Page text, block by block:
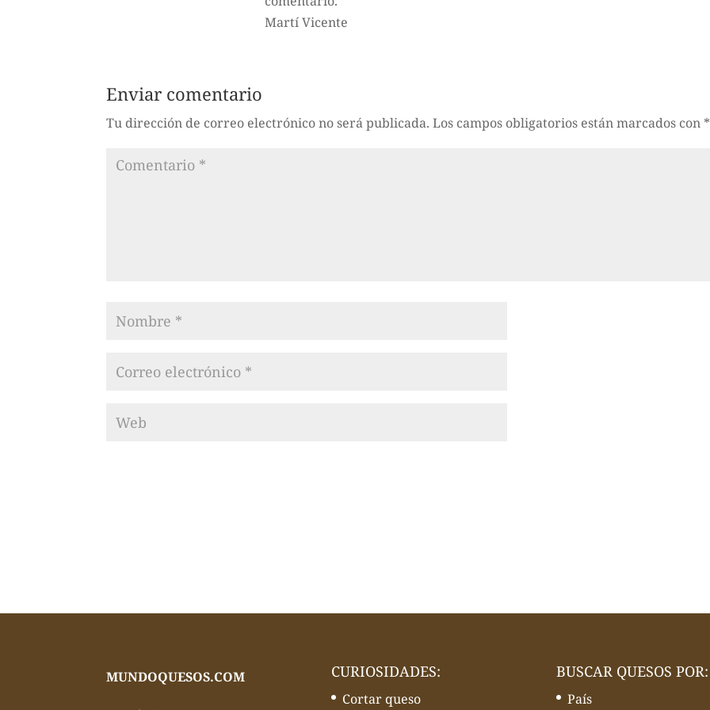
Martí Vicente
Enviar comentario
Tu dirección de correo electrónico no será publicada. Los campos obligatorios están marcados con *
MUNDOQUESOS.COM CURIOSIDADES:
Cortar queso
BUSCAR QUESOS POR:
País